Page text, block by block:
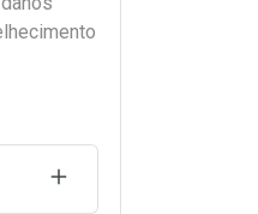
UNIDADEAUMENTAR UMA